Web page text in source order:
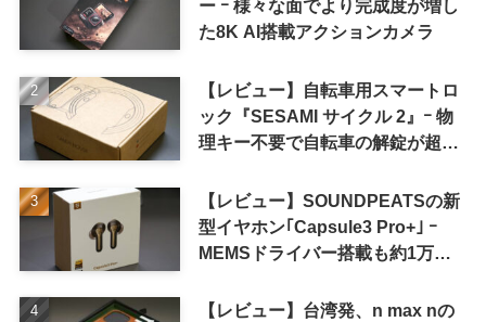
ー ｰ 様々な面でより完成度が増し
た8K AI搭載アクションカメラ
【レビュー】自転車用スマートロ
ック『SESAMI サイクル 2』ｰ 物
理キー不要で自転車の解錠が超簡
【レビュー】SOUNDPEATSの新
型イヤホン｢Capsule3 Pro+｣ ｰ
MEMSドライバー搭載も約1万円
【レビュー】台湾発、n max nの